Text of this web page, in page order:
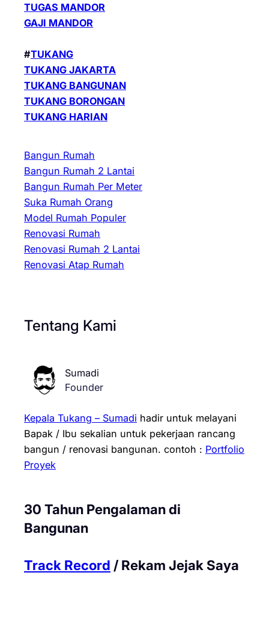
TUGAS MANDOR
GAJI MANDOR
#TUKANG
TUKANG JAKARTA
TUKANG BANGUNAN
TUKANG BORONGAN
TUKANG HARIAN
Bangun Rumah
Bangun Rumah 2 Lantai
Bangun Rumah Per Meter
Suka Rumah Orang
Model Rumah Populer
Renovasi Rumah
Renovasi Rumah 2 Lantai
Renovasi Atap Rumah
Tentang Kami
Sumadi
Founder
Kepala Tukang – Sumadi hadir untuk melayani
Bapak / Ibu sekalian untuk pekerjaan rancang
bangun / renovasi bangunan. contoh : Portfolio
Proyek
30 Tahun Pengalaman di
Bangunan
Track Record / Rekam Jejak Saya